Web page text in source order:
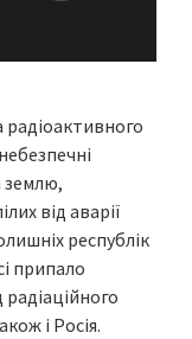
землю,
від аварії
республік
припало
і Росія.